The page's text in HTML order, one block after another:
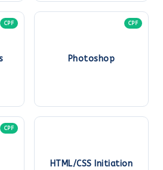
CPF CPF
Photoshop
CPF
HTML/CSS Initiation